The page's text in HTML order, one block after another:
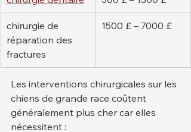
chirurgie de
réparation des
fractures
1500 £ – 7000 £
Les interventions chirurgicales sur les
chiens de grande race coûtent
généralement plus cher car elles
nécessitent :